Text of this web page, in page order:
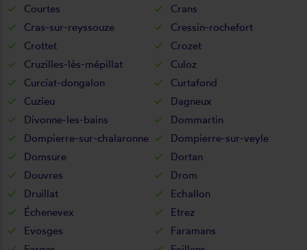
Courtes
Crans
Cras-sur-reyssouze
Cressin-rochefort
Crottet
Crozet
Cruzilles-lès-mépillat
Culoz
Curciat-dongalon
Curtafond
Cuzieu
Dagneux
Divonne-les-bains
Dommartin
Dompierre-sur-chalaronne
Dompierre-sur-veyle
Domsure
Dortan
Douvres
Drom
Druillat
Echallon
Échenevex
Etrez
Evosges
Faramans